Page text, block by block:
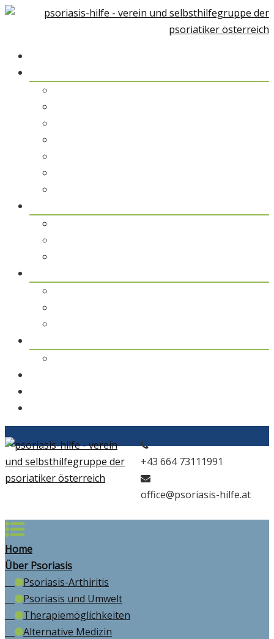
+43 664 73111991
office@psoriasis-hilfe.at
Home
Über Psoriasis
Psoriasis-Arthiritis
Psoriasis und Umwelt
Therapiemöglichkeiten
Alternative Medizin